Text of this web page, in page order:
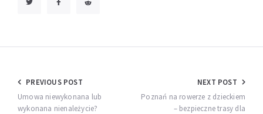
Nawigacja
wpisu
PREVIOUS POST
Umowa niewykonana lub
wykonana nienależycie?
NEXT POST
Poznań na rowerze z dzieckiem
– bezpieczne trasy dla